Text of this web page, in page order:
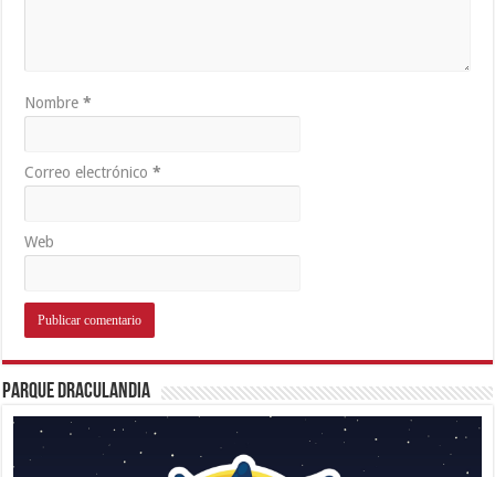
Nombre*
Correo electrónico*
Web
Parque Draculandia